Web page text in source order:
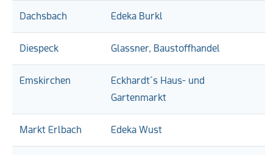
Dachsbach Edeka Burkl
Diespeck Glassner, Baustoffhandel
Emskirchen
Eckhardt´s Haus- und
Gartenmarkt
Markt Erlbach Edeka Wust